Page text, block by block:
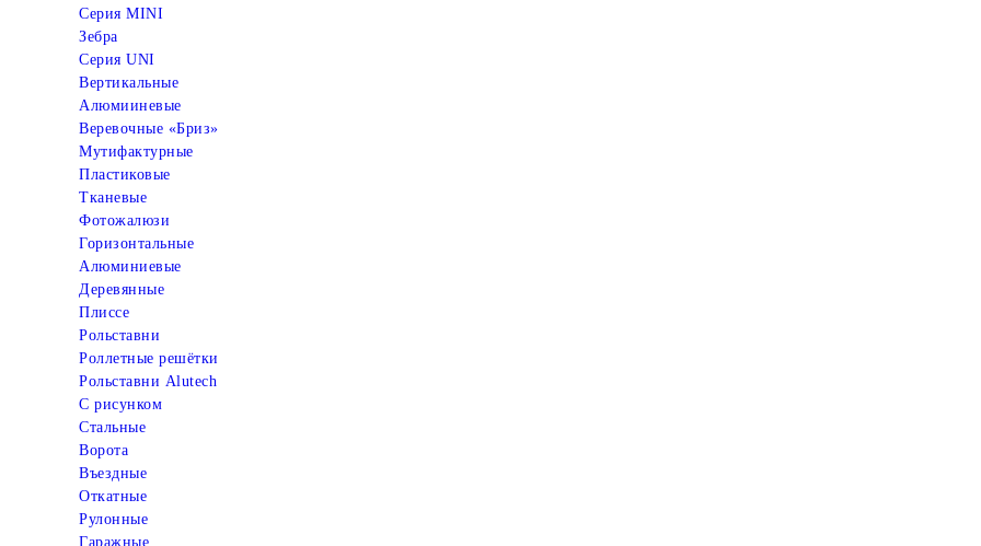
Серия MINI
Зебра
Серия UNI
Вертикальные
Алюмииневые
Веревочные «Бриз»
Мутифактурные
Пластиковые
Тканевые
Фотожалюзи
Горизонтальные
Алюминиевые
Деревянные
Плиссе
Рольставни
Роллетные решётки
Рольставни Alutech
С рисунком
Стальные
Ворота
Въездные
Откатные
Рулонные
Гаражные